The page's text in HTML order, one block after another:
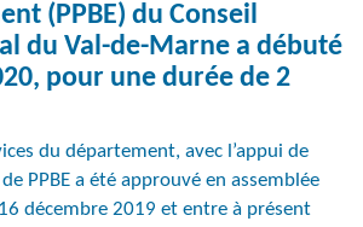
(PPBE) du Conseil
du Val-de-Marne a débuté
pour une durée de 2
du département, avec l’appui de
PPBE a été approuvé en assemblée
décembre 2019 et entre à présent